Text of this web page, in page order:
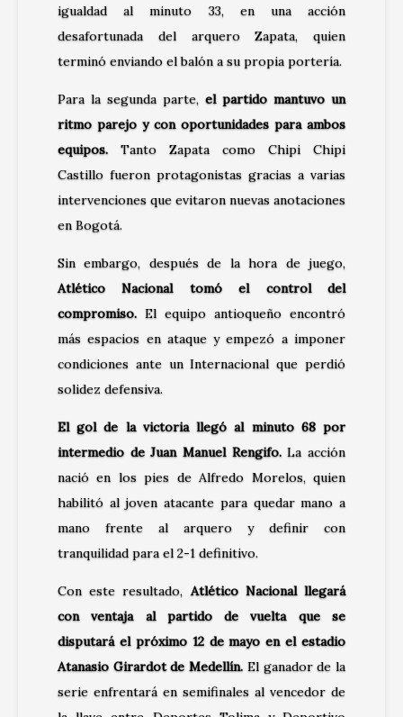
igualdad al minuto 33, en una acción
desafortunada del arquero Zapata, quien
terminó enviando el balón a su propia portería.
Para la segunda parte, el partido mantuvo un
ritmo parejo y con oportunidades para ambos
equipos. Tanto Zapata como Chipi Chipi
Castillo fueron protagonistas gracias a varias
intervenciones que evitaron nuevas anotaciones
en Bogotá.
Sin embargo, después de la hora de juego,
Atlético Nacional tomó el control del
compromiso. El equipo antioqueño encontró
más espacios en ataque y empezó a imponer
condiciones ante un Internacional que perdió
solidez defensiva.
El gol de la victoria llegó al minuto 68 por
intermedio de Juan Manuel Rengifo.La acción
nació en los pies de Alfredo Morelos, quien
habilitó al joven atacante para quedar mano a
mano frente al arquero y definir con
tranquilidad para el 2-1 definitivo.
Con este resultado,Atlético Nacional llegará
con ventaja al partido de vuelta que se
disputará el próximo 12 de mayo en el estadio
Atanasio Girardot de Medellín. El ganador de la
serie enfrentará en semifinales al vencedor de